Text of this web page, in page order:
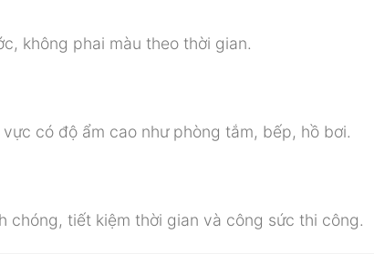
không phai màu theo thời gian.
có độ ẩm cao như phòng tắm, bếp, hồ bơi.
tiết kiệm thời gian và công sức thi công.